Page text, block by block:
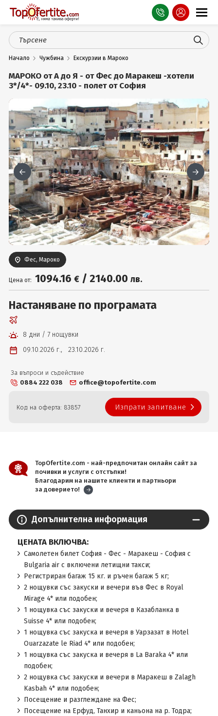
Оферти
СПА
Планина
Море
Чужбина
Празници
Турция
Гърция
Услуги
Вход
Начало Чужбина Екскурзии в Мароко
МАРОКО от А до Я - от Фес до Маракеш -хотели
3*/4*- 09.10, 23.10 - полет от София
Фес, Мароко
Цена от: 1094.16 € / 2140.00 лв.
Настаняване по програмата
8 дни / 7 нощувки
09.10.2026 г., 23.10.2026 г.
За въпроси и съдействие
0884 222 038
office@topofertite.com
Код на оферта: 83857 Изпрати запитване
TopOfertite.com - най-предпочитан онлайн сайт за
почивки и услуги с отстъпки!
Благодарим на нашите клиенти и партньори
за доверието!
Допълнителна информация
ЦЕНАТА ВКЛЮЧВА:
Самолетен билет София - Фес - Маракеш - София с
Bulgaria air с включени летищни такси;
Регистриран багаж 15 кг. и ръчен багаж 5 кг;
2 нощувки със закуски и вечери във Фес в Royal
Mirage 4* или подобен;
1 нощувка със закуски и вечеря в Казабланка в
Suisse 4* или подобен;
1 нощувка със закуска и вечеря в Уарзазат в Hotel
Ouarzazate le Riad 4* или подобен;
1 нощувка със закуска и вечеря в La Baraka 4* или
подобен;
2 нощувка със закуски и вечери в Маракеш в Zalagh
Kasbah 4* или подобен;
Посещение и разглеждане на Фес;
Посещение на Ерфуд, Танхир и каньона на р. Тодра;